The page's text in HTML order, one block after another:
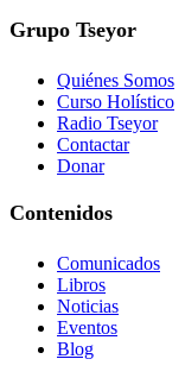
Grupo Tseyor
Quiénes Somos
Curso Holístico
Radio Tseyor
Contactar
Donar
Contenidos
Comunicados
Libros
Noticias
Eventos
Blog